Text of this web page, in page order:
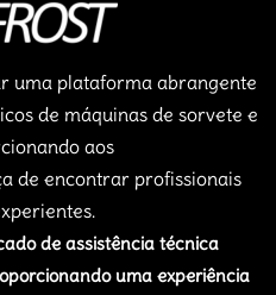
uma plataforma abrangente
de máquinas de sorvete e
aos
de encontrar profissionais
de assistência técnica
uma experiência